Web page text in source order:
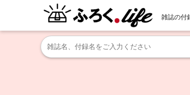
雑誌の付